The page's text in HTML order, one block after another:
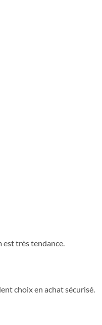
est très tendance.
choix en achat sécurisé.